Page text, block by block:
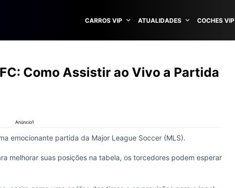
CARROS VIP ATUALIDADES COCHES VIP
Como Assistir ao Vivo a Partida
Anúncio1
emocionante partida da Major League Soccer (MLS).
melhorar suas posições na tabela, os torcedores podem esperar